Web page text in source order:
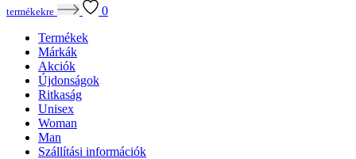
termékekre
0
Termékek
Márkák
Akciók
Újdonságok
Ritkaság
Unisex
Woman
Man
Szállítási információk